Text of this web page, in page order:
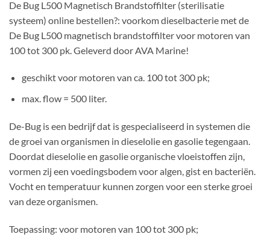
De Bug L500 Magnetisch Brandstoffilter (sterilisatie
systeem) online bestellen?: voorkom dieselbacterie met de
De Bug L500 magnetisch brandstoffilter voor motoren van
100 tot 300 pk. Geleverd door AVA Marine!
geschikt voor motoren van ca. 100 tot 300 pk;
max. flow = 500 liter.
De-Bug is een bedrijf dat is gespecialiseerd in systemen die
de groei van organismen in dieselolie en gasolie tegengaan.
Doordat dieselolie en gasolie organische vloeistoffen zijn,
vormen zij een voedingsbodem voor algen, gist en bacteriën.
Vocht en temperatuur kunnen zorgen voor een sterke groei
van deze organismen.
Toepassing: voor motoren van 100 tot 300 pk;